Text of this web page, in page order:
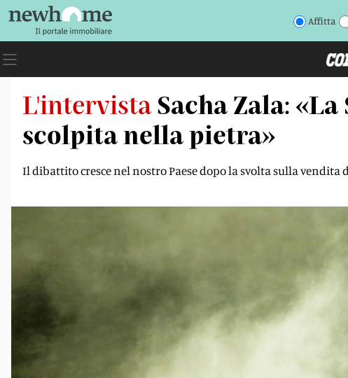
Affitta
L'intervista Sacha Zala:
scolpita nella pietra»
Il dibattito cresce nel nostro Paese dopo la svolta sulla